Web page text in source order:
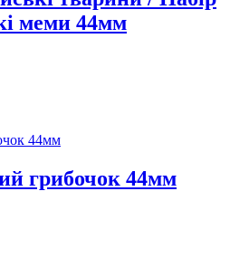
меми 44мм
грибочок 44мм